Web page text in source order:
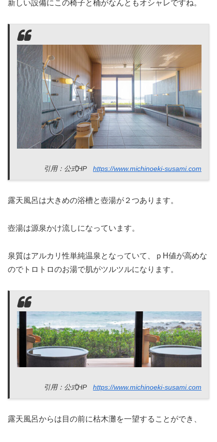
新しい設備にこの椅子と桶がなんともオシャレですね。
引用：公式HP https://www.michinoeki-susami.com
露天風呂は大きめの浴槽と壺湯が２つあります。
壺湯は源泉かけ流しになっています。
泉質はアルカリ性単純温泉となっていて、ｐH値が高めな
のでトロトロのお湯で肌がツルツルになります。
引用：公式HP https://www.michinoeki-susami.com
露天風呂からは目の前に枯木灘を一望することができ、